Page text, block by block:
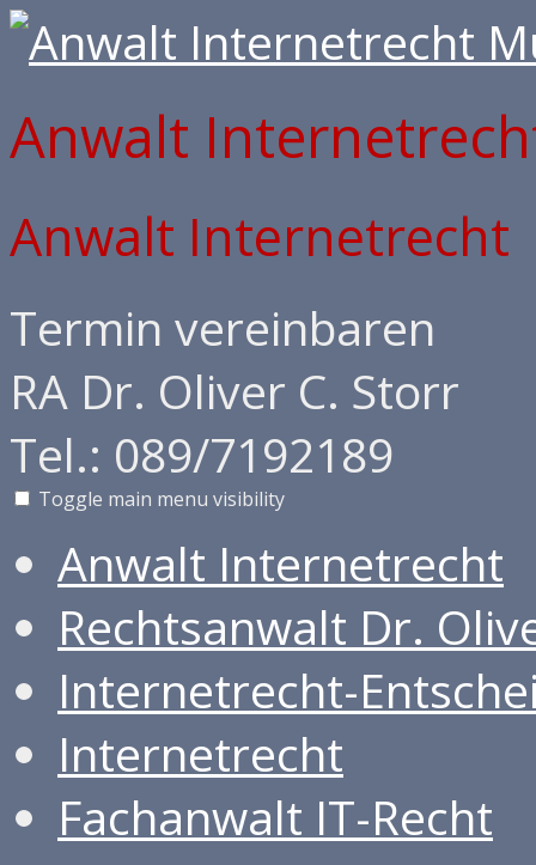
Anwalt
Anwalt Internetrecht
Termin vereinbaren
RA Dr. Oliver C. Storr
Tel.: 089/7192189
Toggle main menu visibility
Anwalt Internetrecht
Rechtsanwalt Dr.
Internetrecht-
Internetrecht
Fachanwalt IT-Recht